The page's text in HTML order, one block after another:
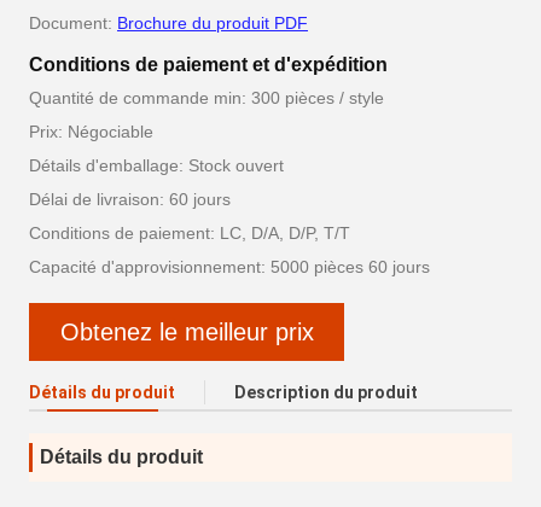
Document: Brochure du produit PDF
Conditions de paiement et d'expédition
Quantité de commande min: 300 pièces / style
Prix: Négociable
Détails d'emballage: Stock ouvert
Délai de livraison: 60 jours
Conditions de paiement: LC, D/A, D/P, T/T
Capacité d'approvisionnement: 5000 pièces 60 jours
Obtenez le meilleur prix
Détails du produit Description du produit
Détails du produit